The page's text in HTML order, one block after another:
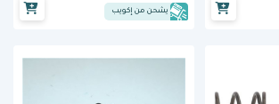
يشحن من إكويب